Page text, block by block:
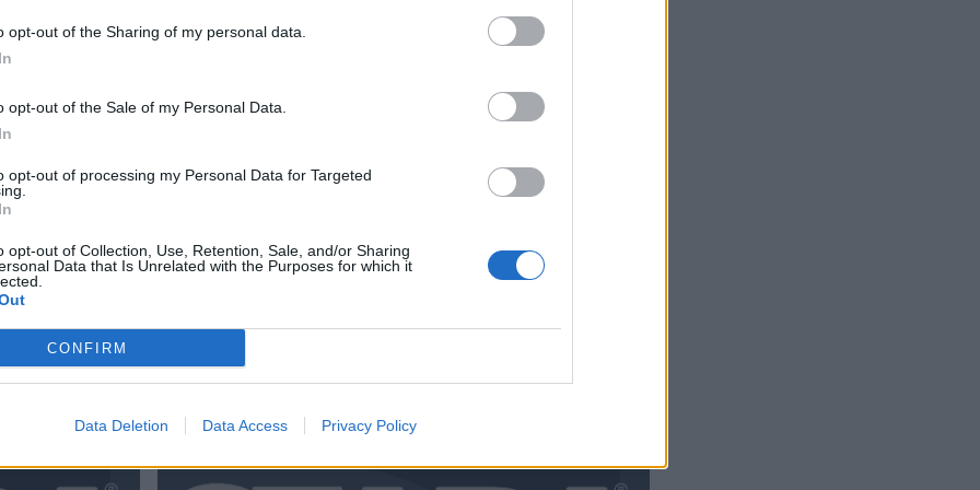
opt-out of the Sharing of my personal data.
opt-out of the Sale of my Personal Data.
opt-out of processing my Personal Data for Targeted
opt-out of Collection, Use, Retention, Sale, and/or Sharing
Data that Is Unrelated with the Purposes for which it
CONFIRM
Data Deletion Data Access Privacy Policy
–
vuoksi
hurja
-näytöksessä